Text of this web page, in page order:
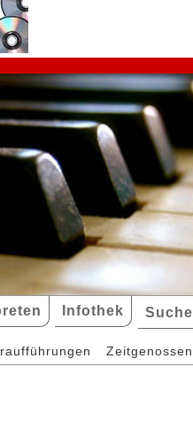
Infothek Suche
Zeitgenossen